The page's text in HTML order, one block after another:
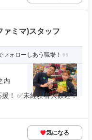
ァミマ)スタッフ
ォローしあう職場！
内
！ ✅未経験者大歓迎！
気になる